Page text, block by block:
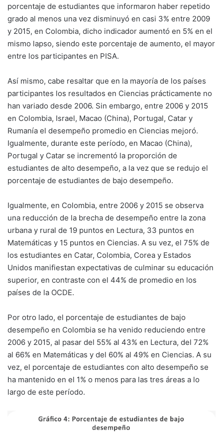
porcentaje de estudiantes que informaron haber repetido
grado al menos una vez disminuyó en casi 3% entre 2009
y 2015, en Colombia, dicho indicador aumentó en 5% en el
mismo lapso, siendo este porcentaje de aumento, el mayor
entre los participantes en PISA.
Así mismo, cabe resaltar que en la mayoría de los países
participantes los resultados en Ciencias prácticamente no
han variado desde 2006. Sin embargo, entre 2006 y 2015
en Colombia, Israel, Macao (China), Portugal, Catar y
Rumanía el desempeño promedio en Ciencias mejoró.
Igualmente, durante este período, en Macao (China),
Portugal y Catar se incrementó la proporción de
estudiantes de alto desempeño, a la vez que se redujo el
porcentaje de estudiantes de bajo desempeño.
Igualmente, en Colombia, entre 2006 y 2015 se observa
una reducción de la brecha de desempeño entre la zona
urbana y rural de 19 puntos en Lectura, 33 puntos en
Matemáticas y 15 puntos en Ciencias. A su vez, el 75% de
los estudiantes en Catar, Colombia, Corea y Estados
Unidos manifiestan expectativas de culminar su educación
superior, en contraste con el 44% de promedio en los
países de la OCDE.
Por otro lado, el porcentaje de estudiantes de bajo
desempeño en Colombia se ha venido reduciendo entre
2006 y 2015, al pasar del 55% al 43% en Lectura, del 72%
al 66% en Matemáticas y del 60% al 49% en Ciencias. A su
vez, el porcentaje de estudiantes con alto desempeño se
ha mantenido en el 1% o menos para las tres áreas a lo
largo de este período.